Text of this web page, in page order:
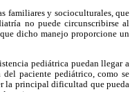
familiares y socioculturales, que
no puede circunscribirse al
dicho manejo proporcione un
pediátrica puedan llegar a
paciente pediátrico, como se
la principal dificultad que pueda